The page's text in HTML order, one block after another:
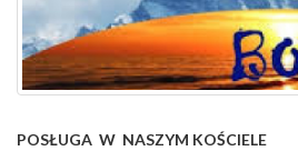
POSŁUGA W NASZYM KOŚCIELE